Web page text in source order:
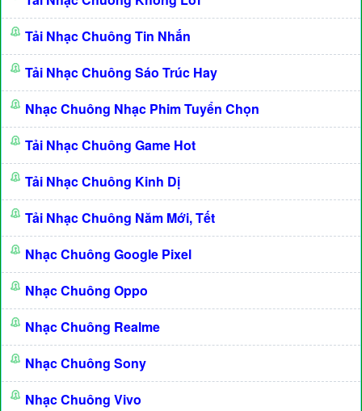
Tải Nhạc Chuông Tin Nhắn
Tải Nhạc Chuông Sáo Trúc Hay
Nhạc Chuông Nhạc Phim Tuyển Chọn
Tải Nhạc Chuông Game Hot
Tải Nhạc Chuông Kinh Dị
Tải Nhạc Chuông Năm Mới, Tết
Nhạc Chuông Google Pixel
Nhạc Chuông Oppo
Nhạc Chuông Realme
Nhạc Chuông Sony
Nhạc Chuông Vivo